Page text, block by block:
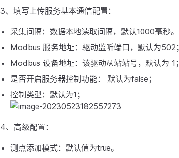
3、填写上传服务基本通信配置：
采集间隔：数据本地读取间隔，默认1000毫秒。
Modbus 服务地址：驱动监听端口，默认为502；
Modbus 设备地址：该驱动从站站号，默认为 1；
是否开启服务器控制功能： 默认为false；
控制类型：默认为1；
4、高级配置：
测点添加模式：默认值为true。